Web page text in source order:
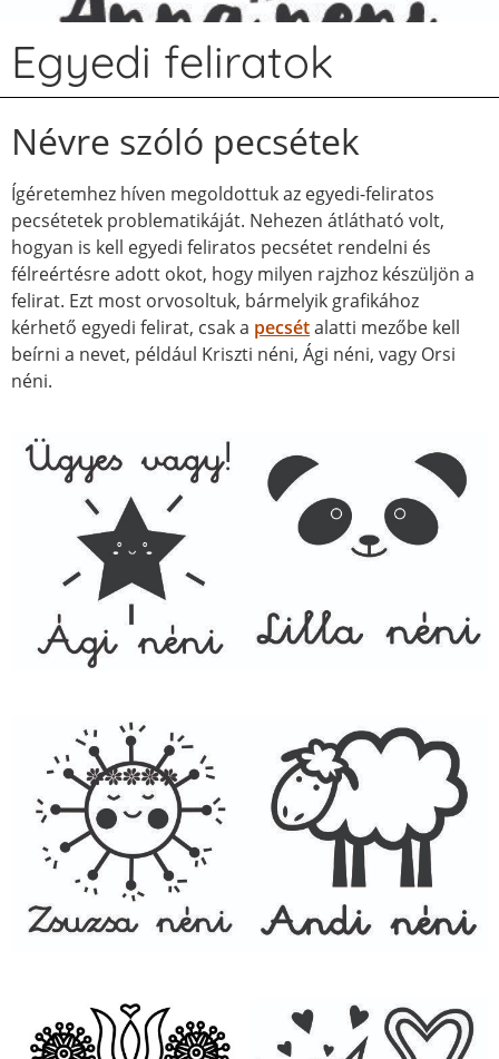
Egyedi feliratok
Névre szóló pecsétek
Ígéretemhez híven megoldottuk az egyedi-feliratos
pecsétetek problematikáját. Nehezen átlátható volt,
hogyan is kell egyedi feliratos pecsétet rendelni és
félreértésre adott okot, hogy milyen rajzhoz készüljön a
felirat. Ezt most orvosoltuk, bármelyik grafikához
kérhető egyedi felirat, csak a pecsétalatti mezőbe kell
beírni a nevet, például Kriszti néni, Ági néni, vagy Orsi
néni.